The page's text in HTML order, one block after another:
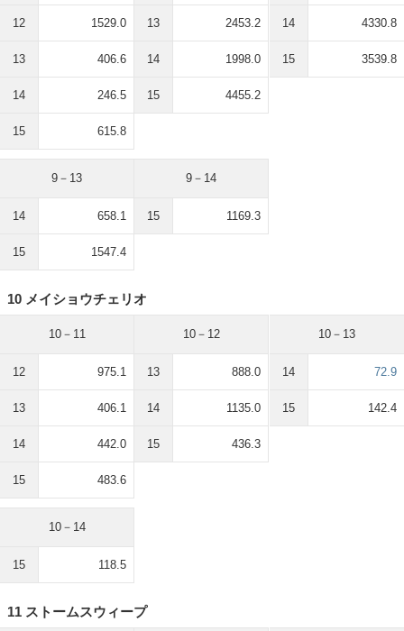
12 1529.0
13 406.6
14 246.5
15 615.8
13 2453.2
14 1998.0
15 4455.2
14 4330.8
15 3539.8
9－13
14 658.1
15 1547.4
9－14
15 1169.3
10 メイショウチェリオ
10－11
12 975.1
13 406.1
14 442.0
15 483.6
10－12
13 888.0
14 1135.0
15 436.3
10－13
14 72.9
15 142.4
10－14
15 118.5
11 ストームスウィープ